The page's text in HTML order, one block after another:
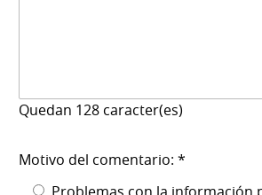
Quedan 128 caracter(es)
Motivo del comentario: *
Problemas con la información